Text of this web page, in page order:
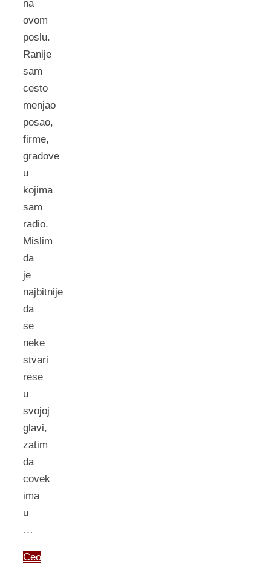
na
ovom
poslu.
Ranije
sam
cesto
menjao
posao,
firme,
gradove
u
kojima
sam
radio.
Mislim
da
je
najbitnije
da
se
neke
stvari
rese
u
svojoj
glavi,
zatim
da
covek
ima
u
…
Ceo